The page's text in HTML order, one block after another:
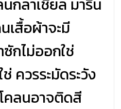
นกลาเชียล มารีน
เสื้อผ้าจะมี
กไม่ออกใช่
ช่ ควรระมัดระวัง
โคลนอาจติดสี